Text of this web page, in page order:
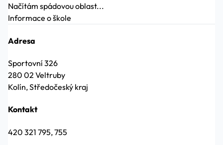
Načítám spádovou oblast...
Informace o škole
Adresa
Sportovní 326
280 02 Veltruby
Kolín, Středočeský kraj
Kontakt
420 321 795, 755